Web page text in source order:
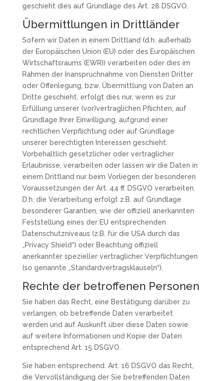
geschieht dies auf Grundlage des Art. 28 DSGVO.
Übermittlungen in Drittländer
Sofern wir Daten in einem Drittland (d.h. außerhalb
der Europäischen Union (EU) oder des Europäischen
Wirtschaftsraums (EWR)) verarbeiten oder dies im
Rahmen der Inanspruchnahme von Diensten Dritter
oder Offenlegung, bzw. Übermittlung von Daten an
Dritte geschieht, erfolgt dies nur, wenn es zur
Erfüllung unserer (vor)vertraglichen Pflichten, auf
Grundlage Ihrer Einwilligung, aufgrund einer
rechtlichen Verpflichtung oder auf Grundlage
unserer berechtigten Interessen geschieht.
Vorbehaltlich gesetzlicher oder vertraglicher
Erlaubnisse, verarbeiten oder lassen wir die Daten in
einem Drittland nur beim Vorliegen der besonderen
Voraussetzungen der Art. 44 ff. DSGVO verarbeiten.
D.h. die Verarbeitung erfolgt z.B. auf Grundlage
besonderer Garantien, wie der offiziell anerkannten
Feststellung eines der EU entsprechenden
Datenschutzniveaus (z.B. für die USA durch das
„Privacy Shield“) oder Beachtung offiziell
anerkannter spezieller vertraglicher Verpflichtungen
(so genannte „Standardvertragsklauseln“).
Rechte der betroffenen Personen
Sie haben das Recht, eine Bestätigung darüber zu
verlangen, ob betreffende Daten verarbeitet
werden und auf Auskunft über diese Daten sowie
auf weitere Informationen und Kopie der Daten
entsprechend Art. 15 DSGVO.
Sie haben entsprechend. Art. 16 DSGVO das Recht,
die Vervollständigung der Sie betreffenden Daten